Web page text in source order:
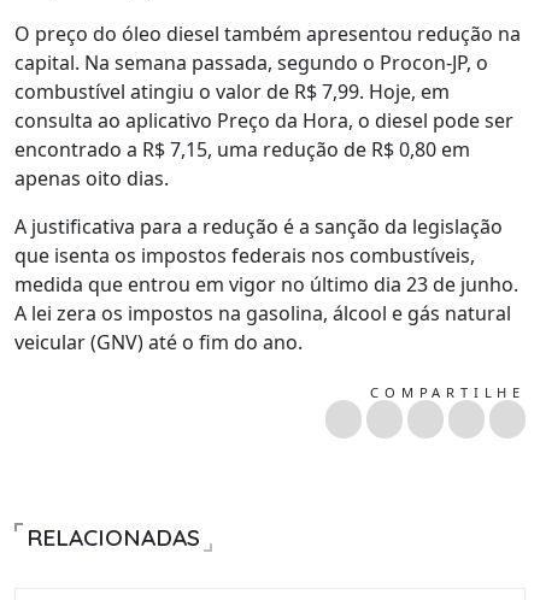
O preço do óleo diesel também apresentou redução na
capital. Na semana passada, segundo o Procon-JP, o
combustível atingiu o valor de R$ 7,99. Hoje, em
consulta ao aplicativo Preço da Hora, o diesel pode ser
encontrado a R$ 7,15, uma redução de R$ 0,80 em
apenas oito dias.
A justificativa para a redução é a sanção da legislação
que isenta os impostos federais nos combustíveis,
medida que entrou em vigor no último dia 23 de junho.
A lei zera os impostos na gasolina, álcool e gás natural
veicular (GNV) até o fim do ano.
COMPARTILHE
RELACIONADAS